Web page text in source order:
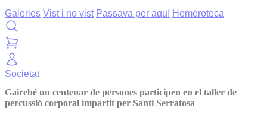
Galeries Vist i no vist Passava per aquí Hemeroteca
Societat
Gairebé un centenar de persones participen en el taller de
percussió corporal impartit per Santi Serratosa